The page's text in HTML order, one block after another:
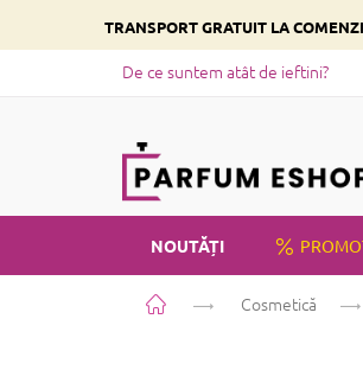
conținut
TRANSPORT GRATUIT LA
De ce suntem atât de ieftini?
NOUTĂȚI
PRIVATE LABEL
Acasă Cosmetică